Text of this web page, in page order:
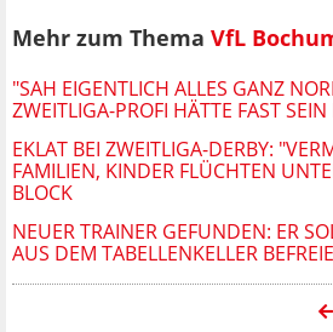
Mehr zum Thema VfL
"SAH EIGENTLICH ALLES GANZ
ZWEITLIGA-PROFI HÄTTE FAST
EKLAT BEI ZWEITLIGA-DERBY:
FAMILIEN, KINDER FLÜCHTEN
BLOCK
NEUER TRAINER GEFUNDEN: ER
AUS DEM TABELLENKELLER